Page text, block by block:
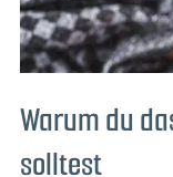
Warum du
solltest